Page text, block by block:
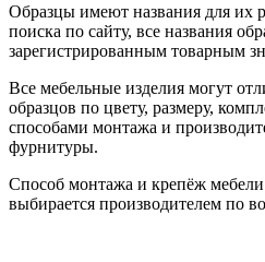
Образцы имеют названия для их
поиска по сайту, все названия
зарегистрированным товарным
Все мебельные изделия могут
образцов по цвету, размеру,
способами монтажа и
фурнитуры.
Способ монтажа и крепёж
выбирается производителем по